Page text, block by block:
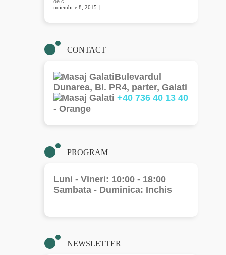
noiembrie 8, 2015
CONTACT
Bulevardul
Dunarea, Bl. PR4, parter, Galati
+40 736 40 13 40
- Orange
PROGRAM
Luni - Vineri: 10:00 - 18:00
Sambata - Duminica: Inchis
NEWSLETTER